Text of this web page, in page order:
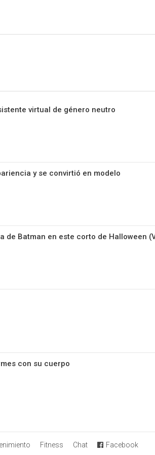
virtual de género neutro
y se convirtió en modelo
de Batman en este corto de Halloween
con su cuerpo
Fitness Chat Facebook